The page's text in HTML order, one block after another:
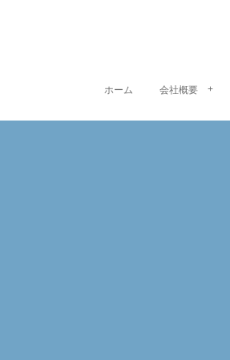
ホーム 会社概要